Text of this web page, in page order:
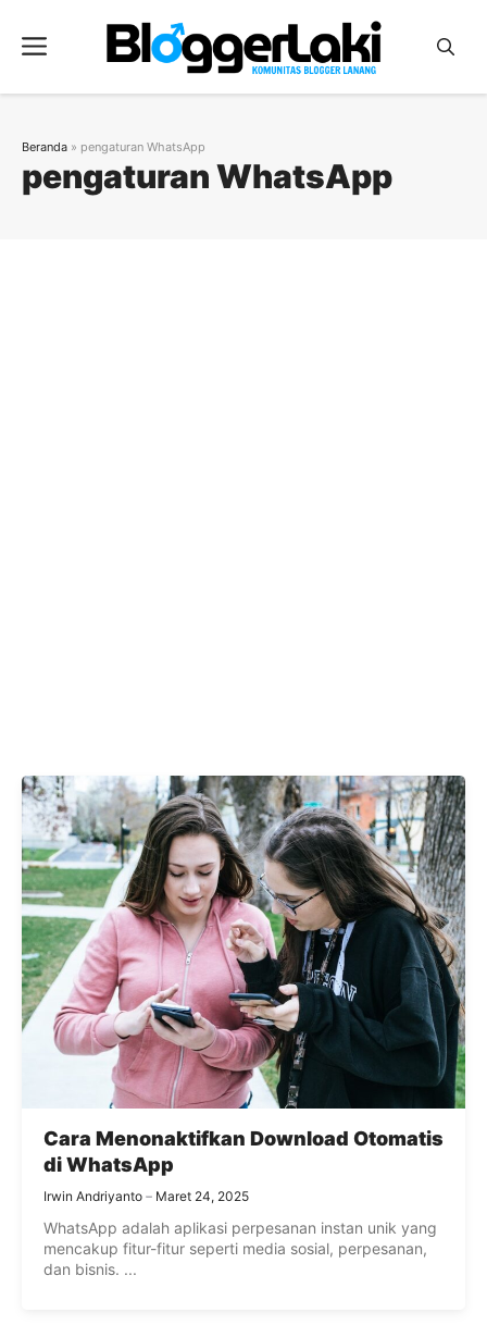
Menu
pengaturan WhatsApp
Beranda » pengaturan WhatsApp
Cara Menonaktifkan Download Otomatis
di WhatsApp
Irwin Andriyanto Maret 24, 2025
WhatsApp adalah aplikasi perpesanan instan unik yang
mencakup fitur-fitur seperti media sosial, perpesanan,
dan bisnis. ...